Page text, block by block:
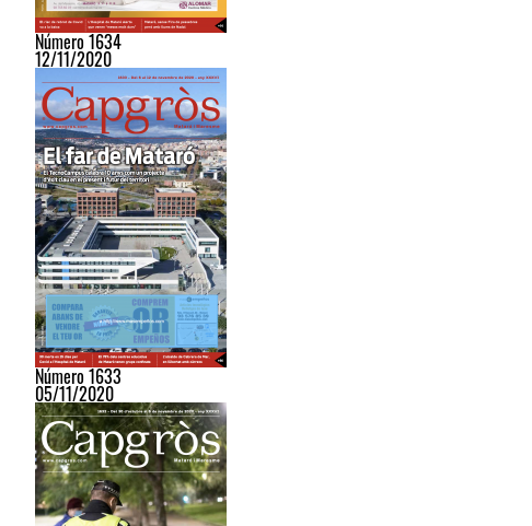
Número 1634
12/11/2020
Número 1633
05/11/2020